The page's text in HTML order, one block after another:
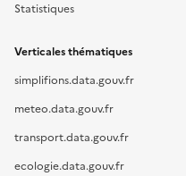
Statistiques
Verticales thématiques
simplifions.data.gouv.fr
meteo.data.gouv.fr
transport.data.gouv.fr
ecologie.data.gouv.fr